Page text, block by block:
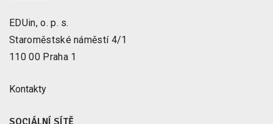
EDUin, o. p. s.
Staroměstské náměstí 4/1
110 00 Praha 1
Kontakty